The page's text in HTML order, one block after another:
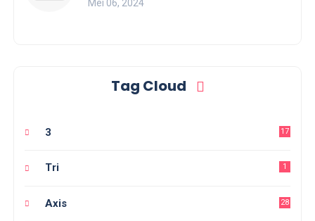
Mei 06, 2024
Tag Cloud
3 17
Tri 1
Axis 28